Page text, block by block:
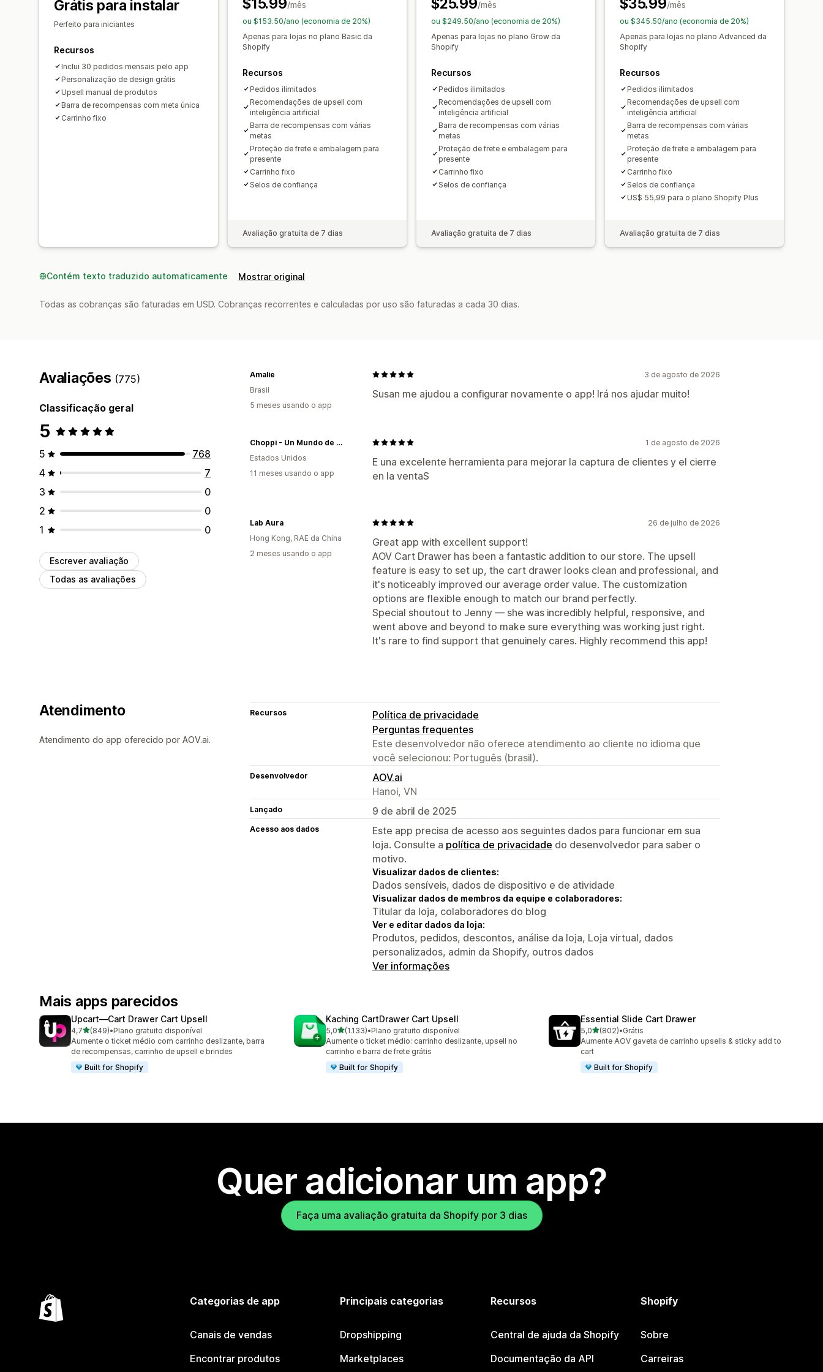
Observações personalizadas
Produtos frequentemente comprados juntos
Intervalos de quantidade
Descontos por níveis Recomendações de IA
Fazer upgrade de assinatura
Grátis para instalar
Perfeito para iniciantes
Recursos
Inclui 30 pedidos mensais pelo app
Personalização de design grátis
Upsell manual de produtos
Barra de recompensas com meta única
Carrinho fixo
$15.99/mês
ou $153.50/ano (economia de 20%)
Apenas para lojas no plano Basic da
Shopify
Recursos
Pedidos ilimitados
Recomendações de upsell com
inteligência artificial
Barra de recompensas com várias
metas
Proteção de frete e embalagem para
presente
Carrinho fixo
Selos de confiança
Avaliação gratuita de 7 dias
$25.99/mês
ou $249.50/ano (economia de 20%)
Apenas para lojas no plano Grow da
Shopify
Recursos
Pedidos ilimitados
Recomendações de upsell com
inteligência artificial
Barra de recompensas com várias
metas
Proteção de frete e embalagem para
presente
Carrinho fixo
Selos de confiança
Avaliação gratuita de 7 dias
$35.99/mês
ou $345.50/ano (economia de 20%)
Apenas para lojas no plano Advanced da
Shopify
Recursos
Pedidos ilimitados
Recomendações de upsell com
inteligência artificial
Barra de recompensas com várias
metas
Proteção de frete e embalagem para
presente
Carrinho fixo
Selos de confiança
US$ 55,99 para o plano Shopify Plus
Avaliação gratuita de 7 dias
Contém texto traduzido automaticamente Mostrar original
Todas as cobranças são faturadas em USD. Cobranças recorrentes e calculadas por uso são faturadas a cada 30 dias.
Avaliações (775)
Classificação geral
5
5
768
4
7
3
0
2
0
1
0
Escrever avaliação
Todas as avaliações
3 de agosto de 2026
Susan me ajudou a configurar novamente o app! Irá nos ajudar muito!
Amalie
Brasil
5 meses usando o app
1 de agosto de 2026
E una excelente herramienta para mejorar la captura de clientes y el cierre
en la ventaS
Choppi - Un Mundo de Cortadores
Estados Unidos
11 meses usando o app
26 de julho de 2026
Great app with excellent support!
AOV Cart Drawer has been a fantastic addition to our store. The upsell
feature is easy to set up, the cart drawer looks clean and professional, and
it's noticeably improved our average order value. The customization
options are flexible enough to match our brand perfectly.
Special shoutout to Jenny — she was incredibly helpful, responsive, and
went above and beyond to make sure everything was working just right.
It's rare to find support that genuinely cares. Highly recommend this app!
Lab Aura
Hong Kong, RAE da China
2 meses usando o app
Atendimento
Atendimento do app oferecido por AOV.ai.
Recursos
Política de privacidade
Perguntas frequentes
Este desenvolvedor não oferece atendimento ao cliente no idioma que
você selecionou: Português (brasil).
Desenvolvedor
AOV.ai
Hanoi, VN
Lançado 9 de abril de 2025
Acesso aos dados
Este app precisa de acesso aos seguintes dados para funcionar em sua
loja. Consulte a política de privacidade do desenvolvedor para saber o
motivo.
Visualizar dados de clientes:
Dados sensíveis, dados de dispositivo e de atividade
Visualizar dados de membros da equipe e colaboradores:
Titular da loja, colaboradores do blog
Ver e editar dados da loja:
Produtos, pedidos, descontos, análise da loja, Loja virtual, dados
personalizados, admin da Shopify, outros dados
Ver informações
Mais apps parecidos
Upcart—Cart Drawer Cart Upsell
4,7de 5 estrelas
(849)
849 avaliações ao todo
•Plano gratuito disponível
Aumente o ticket médio com carrinho deslizante, barra
de recompensas, carrinho de upsell e brindes
Built for Shopify
Kaching CartDrawer Cart Upsell
5,0de 5 estrelas
(1.133)
1133 avaliações ao todo
•Plano gratuito disponível
Aumente o ticket médio: carrinho deslizante, upsell no
carrinho e barra de frete grátis
Built for Shopify
Essential Slide Cart Drawer
5,0de 5 estrelas
(802)
802 avaliações ao todo
•Grátis
Aumente AOV gaveta de carrinho upsells & sticky add to
cart
Built for Shopify
Quer adicionar um app?
Faça uma avaliação gratuita da Shopify por 3 dias
Categorias de app
Canais de vendas
Encontrar produtos
Principais categorias
Dropshipping
Marketplaces
Recursos
Central de ajuda da Shopify
Documentação da API
Shopify
Sobre
Carreiras